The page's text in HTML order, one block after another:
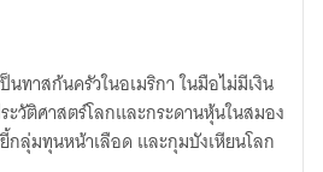
ทาสก้นครัวในอเมริกา ในมือไม่มีเงิน
วัติศาสตร์โลกและกระดานหุ้นในสมอง
กลุ่มทุนหน้าเลือด และกุมบังเหียนโลก